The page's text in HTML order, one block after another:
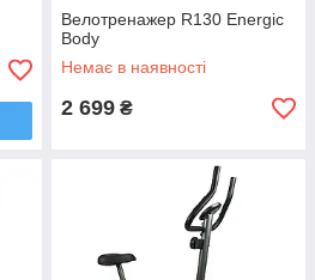
Велотренажер R130 Energic
Body
Немає в наявності
2 699 ₴